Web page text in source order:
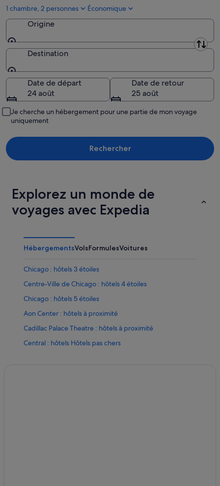
1 chambre, 2 personnes Économique
Origine
Origine
Destination
Destination
Date de départ
24 août
Date de retour
25 août
Je cherche un hébergement pour une partie de mon voyage
uniquement
Rechercher
Explorez un monde de
voyages avec Expedia
HébergementsVolsFormulesVoitures
Chicago : hôtels 3 étoiles
Centre-Ville de Chicago : hôtels 4 étoiles
Chicago : hôtels 5 étoiles
Aon Center : hôtels à proximité
Cadillac Palace Theatre : hôtels à proximité
Central : hôtels Hôtels pas chers